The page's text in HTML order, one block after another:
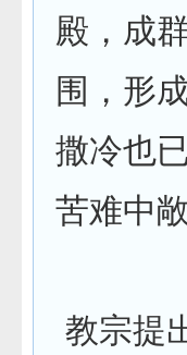
殿，成
围，形
撒冷也
苦难中
教宗提